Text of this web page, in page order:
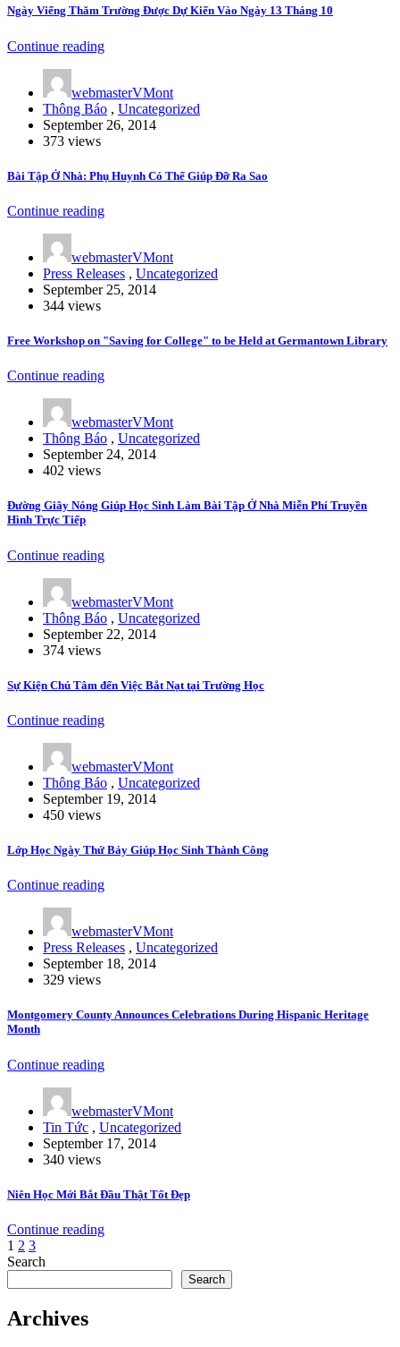
Ngày Viếng Thăm Trường Được Dự Kiến Vào Ngày 13 Tháng 10
Continue reading
webmasterVMont
Thông Báo , Uncategorized
September 26, 2014
373 views
Bài Tập Ở Nhà: Phụ Huynh Có Thể Giúp Đỡ Ra Sao
Continue reading
webmasterVMont
Press Releases , Uncategorized
September 25, 2014
344 views
Free Workshop on "Saving for College" to be Held at Germantown Library
Continue reading
webmasterVMont
Thông Báo , Uncategorized
September 24, 2014
402 views
Đường Giây Nóng Giúp Học Sinh Làm Bài Tập Ở Nhà Miễn Phí Truyền
Hình Trực Tiếp
Continue reading
webmasterVMont
Thông Báo , Uncategorized
September 22, 2014
374 views
Sự Kiện Chú Tâm đến Việc Bắt Nạt tại Trường Học
Continue reading
webmasterVMont
Thông Báo , Uncategorized
September 19, 2014
450 views
Lớp Học Ngày Thứ Bảy Giúp Học Sinh Thành Công
Continue reading
webmasterVMont
Press Releases , Uncategorized
September 18, 2014
329 views
Montgomery County Announces Celebrations During Hispanic Heritage
Month
Continue reading
webmasterVMont
Tin Tức , Uncategorized
September 17, 2014
340 views
Niên Học Mới Bắt Đầu Thật Tốt Đẹp
Continue reading
Posts
pagination
1 2 3
Search
Search
Archives